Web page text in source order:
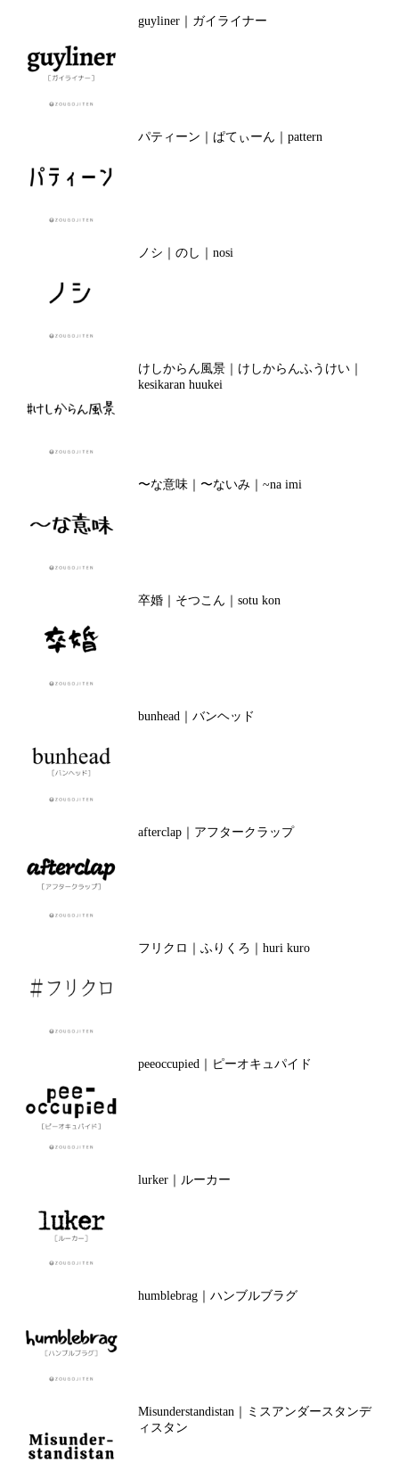
guyliner｜ガイライナー
パティーン｜ぱてぃーん｜pattern
ノシ｜のし｜nosi
けしからん風景｜けしからんふうけい｜
kesikaran huukei
〜な意味｜〜ないみ｜~na imi
卒婚｜そつこん｜sotu kon
bunhead｜バンヘッド
afterclap｜アフタークラップ
フリクロ｜ふりくろ｜huri kuro
peeoccupied｜ピーオキュパイド
lurker｜ルーカー
humblebrag｜ハンブルブラグ
Misunderstandistan｜ミスアンダースタンデ
ィスタン